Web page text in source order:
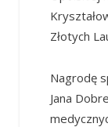
Złotych
Nagrodę
Jana